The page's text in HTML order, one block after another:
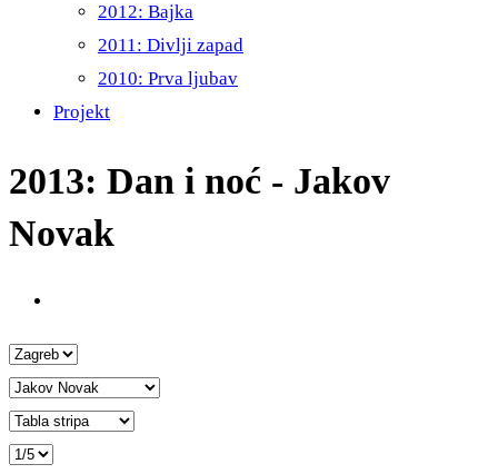
2012: Bajka
2011: Divlji zapad
2010: Prva ljubav
Projekt
2013: Dan i noć - Jakov
Novak